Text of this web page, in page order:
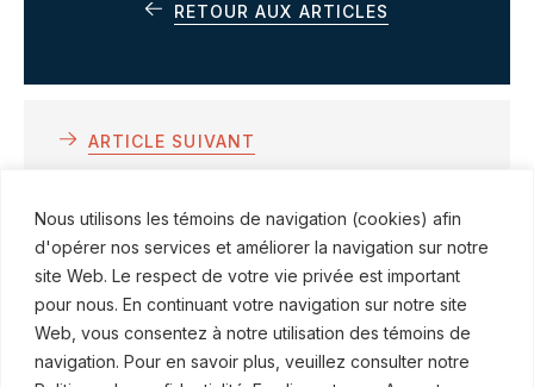
Nous utilisons les témoins de navigation (cookies) afin
d'opérer nos services et améliorer la navigation sur notre
site Web. Le respect de votre vie privée est important
pour nous. En continuant votre navigation sur notre site
Web, vous consentez à notre utilisation des témoins de
navigation. Pour en savoir plus, veuillez consulter notre
RETOUR AUX ARTICLES
ARTICLE SUIVANT
d’indemnisation